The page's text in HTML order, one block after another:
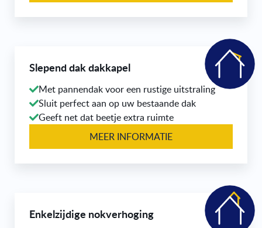
Slepend dak dakkapel
Met pannendak voor een rustige uitstraling
Sluit perfect aan op uw bestaande dak
Geeft net dat beetje extra ruimte
MEER INFORMATIE
Enkelzijdige nokverhoging